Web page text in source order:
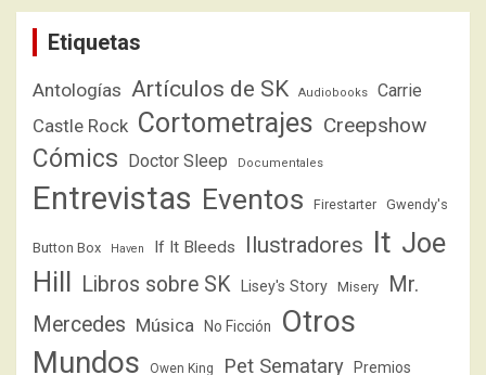
Etiquetas
Antologías Artículos de SK Audiobooks Carrie
Castle Rock Cortometrajes Creepshow
Cómics Doctor Sleep Documentales
Entrevistas Eventos Firestarter Gwendy's
Button Box Haven If It Bleeds Ilustradores It Joe
Hill
Libros sobre SK Lisey's Story Misery
Mr.
Mercedes Música No Ficción
Otros
Mundos
Owen King Pet Sematary Premios